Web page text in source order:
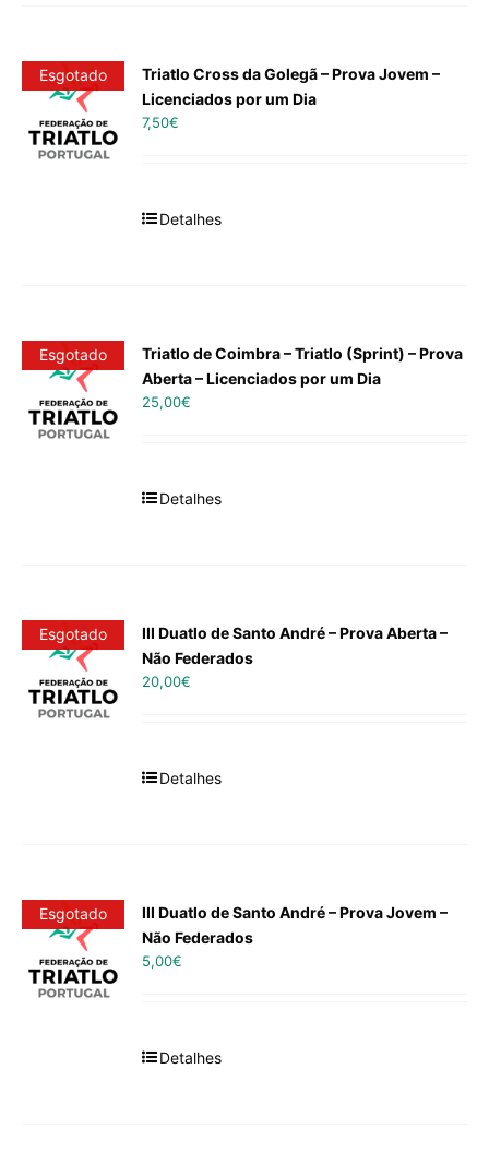
Esgotado
Triatlo Cross da Golegã – Prova Jovem –
Licenciados por um Dia
7,50€
Detalhes
Esgotado
Triatlo de Coimbra – Triatlo (Sprint) – Prova
Aberta – Licenciados por um Dia
25,00€
Detalhes
Esgotado
III Duatlo de Santo André – Prova Aberta –
Não Federados
20,00€
Detalhes
Esgotado
III Duatlo de Santo André – Prova Jovem –
Não Federados
5,00€
Detalhes